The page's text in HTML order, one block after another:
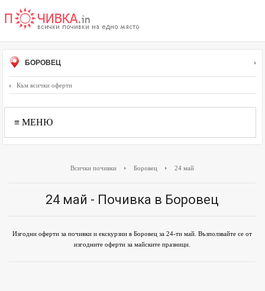
БОРОВЕЦ
Към всички оферти
≡ МЕНЮ
Всички почивки Боровец 24 май
24 май - Почивка в Боровец
Изгодни оферти за почивки и екскурзии в Боровец за 24-ти май. Възползвайте се от
изгодните оферти за майските празници.